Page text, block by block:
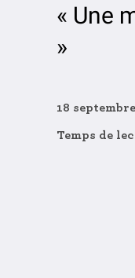
« Une
»
18
Temps de